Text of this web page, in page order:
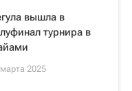
вышла в
турнира в
2025